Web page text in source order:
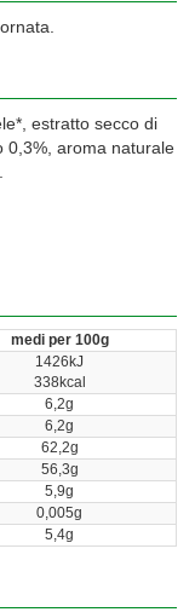
estratto secco di
0,3%, aroma naturale
medi per 100g
1426kJ
338kcal
6,2g
6,2g
62,2g
56,3g
5,9g
0,005g
5,4g